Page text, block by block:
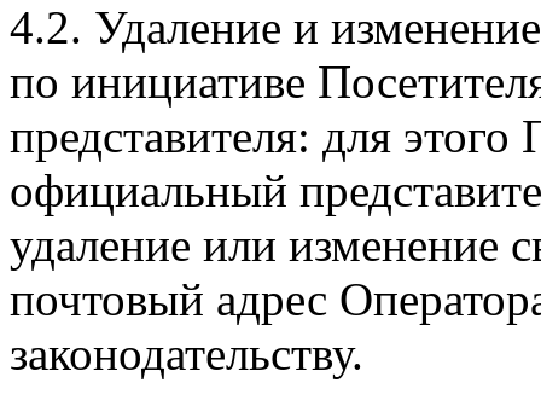
4.2. Удаление и
по инициативе
представителя: для этого
официальный
удаление или изменение
почтовый адрес
законодательству.